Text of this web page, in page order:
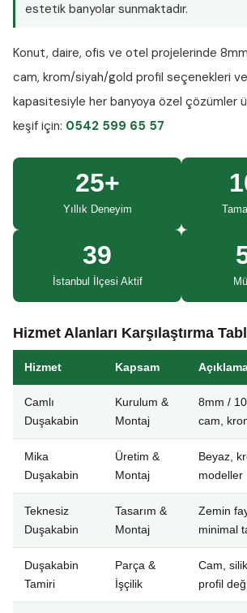
estetik banyolar sunmaktadır.
Konut, daire, ofis ve otel projelerinde
cam, krom/siyah/gold profil seçenekleri
kapasitesiyle her banyoya özel çözümler
keşif için: 0542 599 65 57
25+
Yıllık Deneyim
39
İstanbul İlçesi Aktif
Hizmet Alanları Karşılaştırma
Hizmet Kapsam
Camlı
Duşakabin
Kurulum &
Montaj
8mm /
cam,
Mika
Duşakabin
Üretim &
Montaj
Beyaz,
modeller
Teknesiz
Duşakabin
Tasarım &
Montaj
Zemin
minimal
Duşakabin
Tamiri
Parça &
İşçilik
Cam,
profil